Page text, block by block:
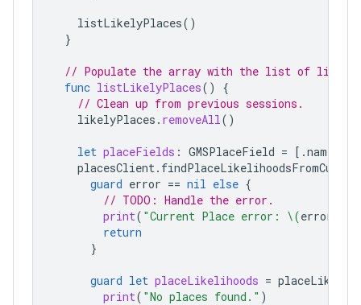
listLikelyPlaces()
}
// Populate the array with the list of likely
func listLikelyPlaces()
{
// Clean up from previous sessions.
likelyPlaces . removeAll()
let placeFields : GMSPlaceField = [.name
placesClient.
guard error == nil else {
// TODO: Handle the error.
print( "Current Place error: \(error
return
}
guard let placeLikelihoods =
print( "No places found." )